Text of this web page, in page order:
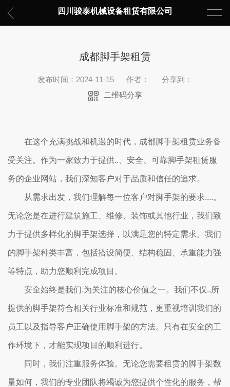
四川骏泰机械设备租赁有限公司
成都脚手架租赁
发布时间：2024-11-15 作者：
分享到：
二维码分享
在这个充满挑战和机遇的时代，成都脚手架租赁业务备
受关注。作为一家致力于提供..、安全、可靠脚手架租赁服
务的企业网站，我们深知客户对于品质和信任的追求。
从需求出发，我们理解每一位客户对脚手架的要求....。
无论您是在进行建筑施工、维修、装饰或其他行业，我们致
力于提供多样化的脚手架选择，以满足您的特定需求。我们
的脚手架种类丰富，包括搭设简便、结构稳固、承重能力强
等特点，助力您顺利完成项目。
安全始终是我们.为关注的核心价值之一。我们不仅..所
提供的脚手架符合相关行业标准和规范，更重视培训我们的
员工以及指导客户正确使用脚手架的方法。只有在安全的工
作环境下，才能实现项目的顺利进行。
同时，我们注重服务体验。无论您需要租赁的脚手架数
量如何，我们的专业团队将竭诚为您提供个性化的服务，帮